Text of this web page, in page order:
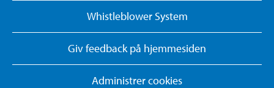
Whistleblower System
Giv feedback på hjemmesiden
Administrer cookies